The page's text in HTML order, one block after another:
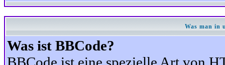
Was man in
Was ist BBCode?